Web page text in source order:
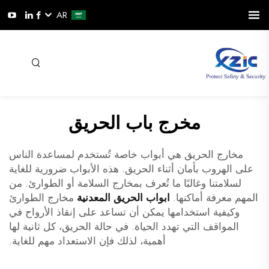
AR
مخرج باب الحريق
مخارج الحريق هي أبواب خاصة تُستخدم لمساعدة الناس
على الهروب بأمان أثناء الحريق. هذه الأبواب ضرورية للغاية
لسلامتنا وغالبًا ما تُعرف بمخارج السلامة أو الطوارئ. من
المهم معرفة أماكنها. ابواب الحريق المعدنية مخارج الطوارئ
وكيفية استخدامها يمكن أن تساعد على إنقاذ الأرواح في
المواقف التي تهدد الحياة. في حالة الحريق، كل ثانية لها
أهمية، لذلك فإن الاستعداد مهم للغاية.